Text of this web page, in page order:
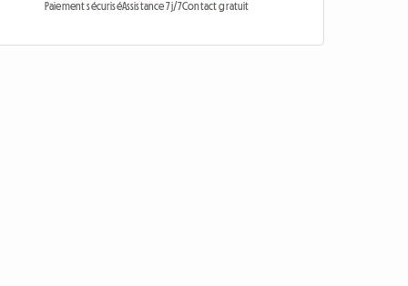
Paiement sécuriséAssistance 7j/7Contact gratuit